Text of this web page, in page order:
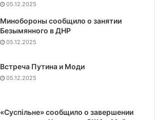
05.12.2025
Минобороны сообщило о занятии
Безымянного в ДНР
05.12.2025
Встреча Путина и Моди
05.12.2025
«Суспiльне» сообщило о завершении